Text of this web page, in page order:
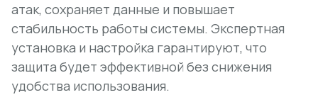
атак, сохраняет данные и повышает
стабильность работы системы. Экспертная
установка и настройка гарантируют, что
защита будет эффективной без снижения
удобства использования.